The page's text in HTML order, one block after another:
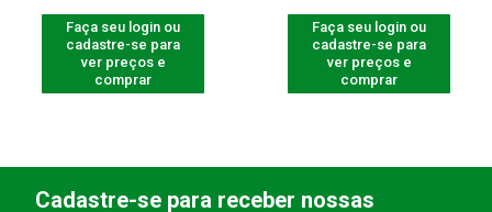
Faça seu login ou
cadastre-se para
ver preços e
comprar
Faça seu login ou
cadastre-se para
ver preços e
comprar
Cadastre-se para receber nossas